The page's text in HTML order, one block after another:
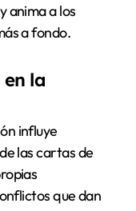
anima a los
a fondo.
la
influye
las cartas de
que dan